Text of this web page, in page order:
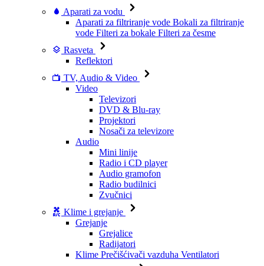
Aparati za vodu
Aparati za filtriranje vode Bokali za filtriranje
vode Filteri za bokale Filteri za česme
Rasveta
Reflektori
TV, Audio & Video
Video
Televizori
DVD & Blu-ray
Projektori
Nosači za televizore
Audio
Mini linije
Radio i CD player
Audio gramofon
Radio budilnici
Zvučnici
Klime i grejanje
Grejanje
Grejalice
Radijatori
Klime Prečišćivači vazduha Ventilatori